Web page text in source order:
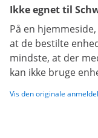
Ikke egnet til
På en
at de bestilte
mindste, at der
kan ikke bruge
Vis den originale